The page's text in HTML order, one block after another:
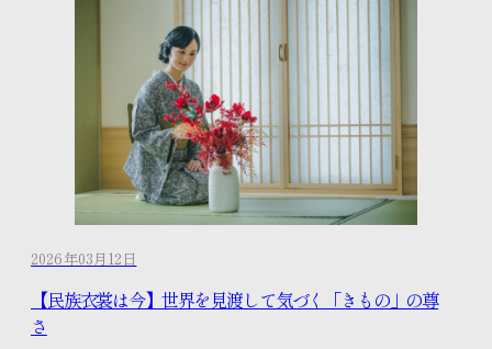
2026年03月12日
【民族衣裳は今】世界を見渡して気づく「きもの」の尊
さ